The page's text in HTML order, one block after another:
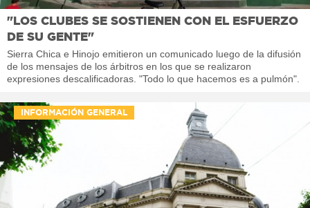
"LOS CLUBES SE SOSTIENEN CON EL ESFUERZO
DE SU GENTE"
Sierra Chica e Hinojo emitieron un comunicado luego de la difusión
de los mensajes de los árbitros en los que se realizaron
expresiones descalificadoras. "Todo lo que hacemos es a pulmón".
INFORMACIÓN GENERAL